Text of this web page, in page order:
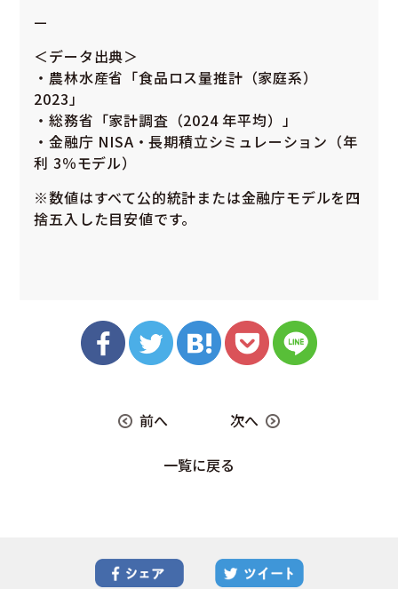
—
＜データ出典＞
・農林水産省「食品ロス量推計（家庭系）
2023」
・総務省「家計調査（2024 年平均）」
・金融庁 NISA・長期積立シミュレーション（年
利 3％モデル）
※数値はすべて公的統計または金融庁モデルを四
捨五入した目安値です。
前へ
一覧に戻る
次へ